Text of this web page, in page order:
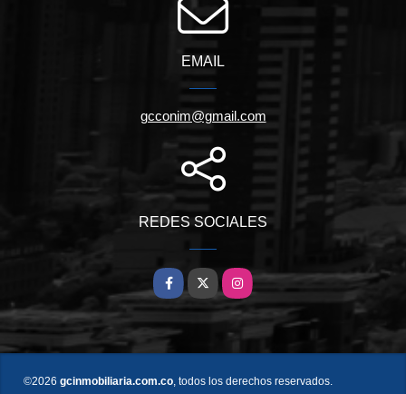
EMAIL
gcconim@gmail.com
REDES SOCIALES
Facebook
X Instagram
©2026 gcinmobiliaria.com.co, todos los derechos reservados.